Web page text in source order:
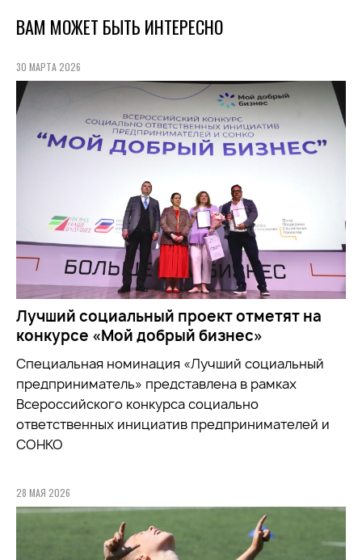
ВАМ МОЖЕТ БЫТЬ ИНТЕРЕСНО
30 МАРТА 2026
Лучший социальный проект отметят на
конкурсе «Мой добрый бизнес»
Специальная номинация «Лучший социальный
предприниматель» представлена в рамках
Всероссийского конкурса социально
ответственных инициатив предпринимателей и
СОНКО
28 МАЯ 2026